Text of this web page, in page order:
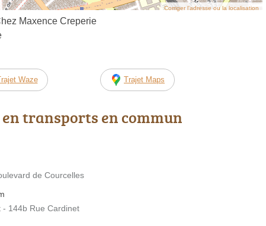
Corriger l’adresse ou la localisation
Maxence Creperie
Waze Trajet Maps
transports en commun
de Courcelles
144b Rue Cardinet